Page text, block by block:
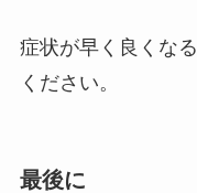
症状が早く良くな
ください。
最後に